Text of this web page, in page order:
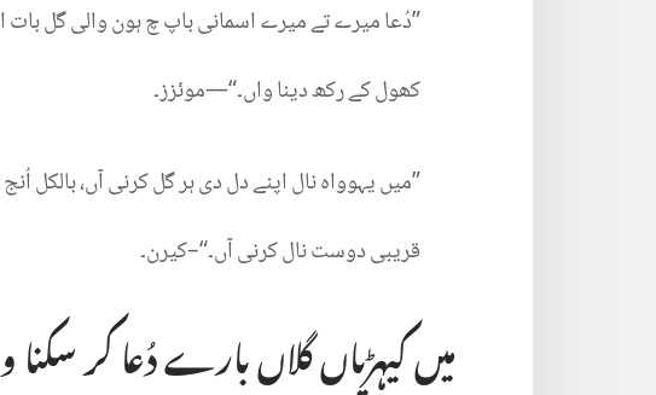
‏”‏دُعامیرےتےمیرےاسمانیباپچہونوالیگلبات
کھولکےرکھدیناواں۔“‏—‏موئزز۔‏
‏”‏میںیہوواہنالاپنےدلدیہرگلکرنیآں،‏بالکلاُنج
قریبیدوستنالکرنیآں۔“‏–‏کیرن۔‏
میں کیہڑیاں گلاں بارے دُعا کر